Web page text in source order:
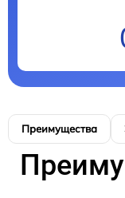
Преимущества